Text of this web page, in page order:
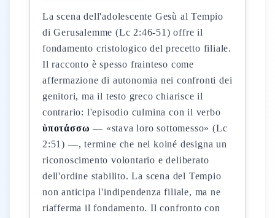
La scena dell'adolescente Gesù al Tempio
di Gerusalemme (Lc 2:46-51) offre il
fondamento cristologico del precetto filiale.
Il racconto è spesso frainteso come
affermazione di autonomia nei confronti dei
genitori, ma il testo greco chiarisce il
contrario: l'episodio culmina con il verbo
ὑποτάσσω — «stava loro sottomesso» (Lc
2:51) —, termine che nel koiné designa un
riconoscimento volontario e deliberato
dell'ordine stabilito. La scena del Tempio
non anticipa l'indipendenza filiale, ma ne
riafferma il fondamento. Il confronto con